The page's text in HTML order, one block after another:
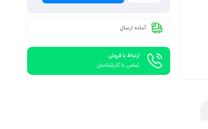
آماده ارسال
ارتباط با فروش
تماس با کارشناسان